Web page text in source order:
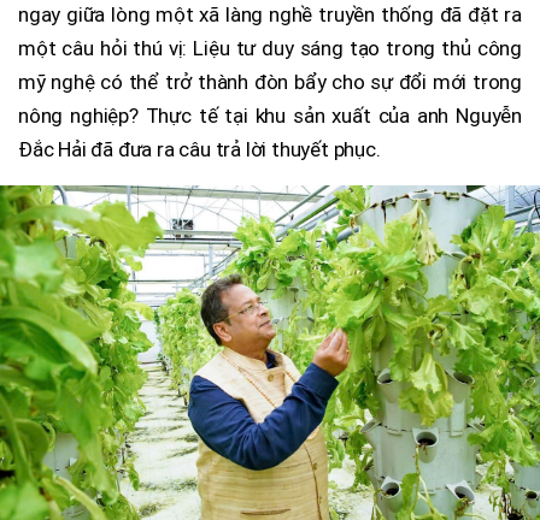
ngay giữa lòng một xã làng nghề truyền thống đã đặt ra
một câu hỏi thú vị: Liệu tư duy sáng tạo trong thủ công
mỹ nghệ có thể trở thành đòn bẩy cho sự đổi mới trong
nông nghiệp? Thực tế tại khu sản xuất của anh Nguyễn
Đắc Hải đã đưa ra câu trả lời thuyết phục.